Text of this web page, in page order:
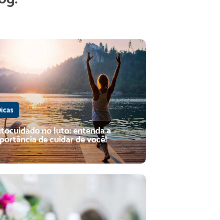
no luto: entenda a
de cuidar de você!